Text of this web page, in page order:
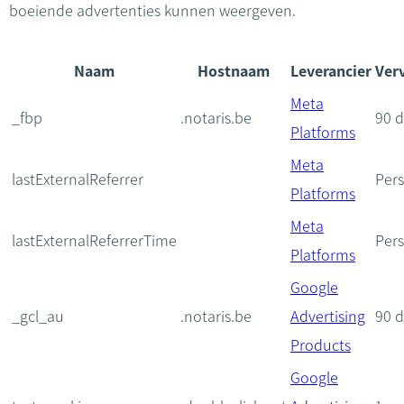
boeiende advertenties kunnen weergeven.
Naam Hostnaam Leverancier
_fbp .notaris.be
Meta
Platforms
90
lastExternalReferrer
Meta
Platforms
lastExternalReferrerTime
Meta
Platforms
_gcl_au .notaris.be
Google
Advertising
Products
90
Google